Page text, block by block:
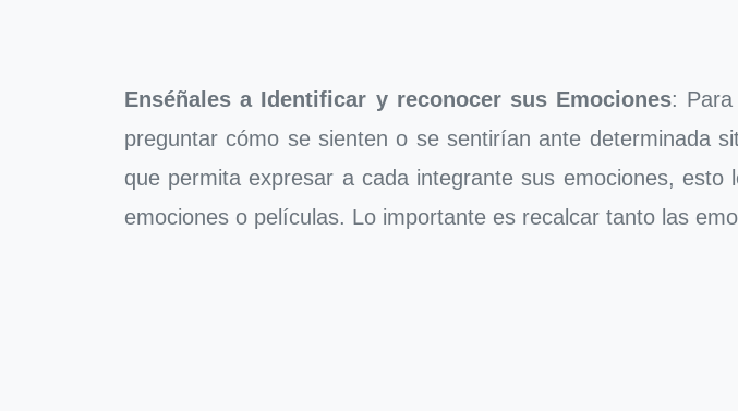
Enséñales a Identificar y reconocer sus Emociones:
preguntar cómo se sienten o se sentirían ante determinada
que permita expresar a cada integrante sus emociones,
emociones o películas. Lo importante es recalcar tanto las